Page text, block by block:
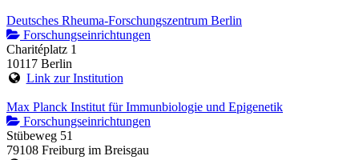
Deutsches Rheuma-Forschungszentrum Berlin
Forschungseinrichtungen
Charitéplatz 1
10117 Berlin
Link zur Institution
Max Planck Institut für Immunbiologie und Epigenetik
Forschungseinrichtungen
Stübeweg 51
79108 Freiburg im Breisgau